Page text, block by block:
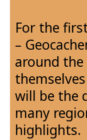
For the
–
around
will be the
many
highlights.